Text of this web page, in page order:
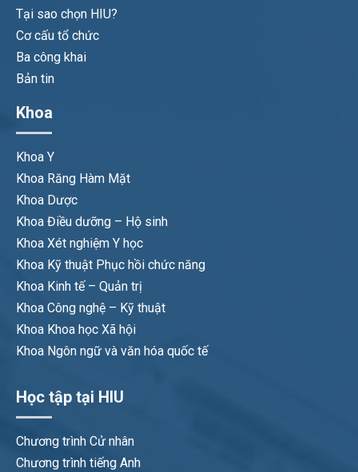
Tại sao chọn HIU?
Cơ cấu tổ chức
Ba công khai
Bản tin
Khoa
Khoa Y
Khoa Răng Hàm Mặt
Khoa Dược
Khoa Điều dưỡng – Hộ sinh
Khoa Xét nghiệm Y học
Khoa Kỹ thuật Phục hồi chức năng
Khoa Kinh tế – Quản trị
Khoa Công nghệ – Kỹ thuật
Khoa Khoa học Xã hội
Khoa Ngôn ngữ và văn hóa quốc tế
Học tập tại HIU
Chương trình Cử nhân
Chương trình tiếng Anh